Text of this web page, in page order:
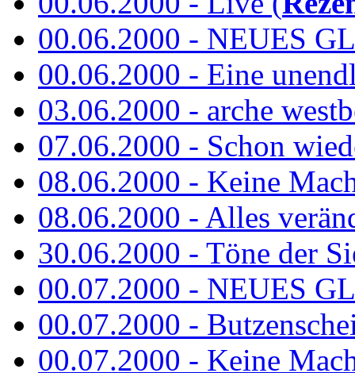
00.06.2000 - NEUES
00.06.2000 - Eine
03.06.2000 - arche
07.06.2000 - Schon
08.06.2000 - Keine
08.06.2000 - Alles
30.06.2000 - Töne der
00.07.2000 - NEUES
00.07.2000 -
00.07.2000 - Keine